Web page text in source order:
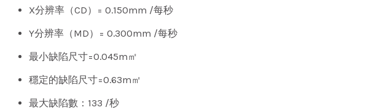
X分辨率（CD）= 0.150mm /每秒
Y分辨率（MD）= 0.300mm /每秒
最小缺陷尺寸=0.045m㎡
穩定的缺陷尺寸=0.63m㎡
最大缺陷數：133 /秒